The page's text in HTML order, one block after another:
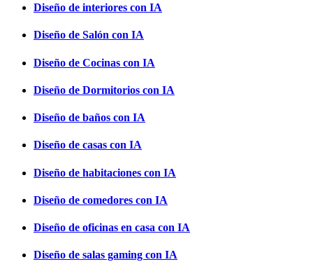
Diseño de interiores con IA
Diseño de Salón con IA
Diseño de Cocinas con IA
Diseño de Dormitorios con IA
Diseño de baños con IA
Diseño de casas con IA
Diseño de habitaciones con IA
Diseño de comedores con IA
Diseño de oficinas en casa con IA
Diseño de salas gaming con IA